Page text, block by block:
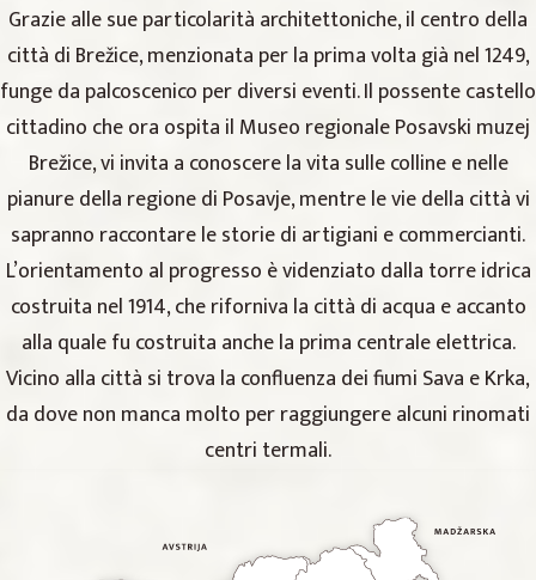
Grazie alle sue particolarità architettoniche, il centro della
città di Brežice, menzionata per la prima volta già nel 1249,
funge da palcoscenico per diversi eventi. Il possente castello
cittadino che ora ospita il Museo regionale Posavski muzej
Brežice, vi invita a conoscere la vita sulle colline e nelle
pianure della regione di Posavje, mentre le vie della città vi
sapranno raccontare le storie di artigiani e commercianti.
L’orientamento al progresso è videnziato dalla torre idrica
costruita nel 1914, che riforniva la città di acqua e accanto
alla quale fu costruita anche la prima centrale elettrica.
Vicino alla città si trova la confluenza dei fiumi Sava e Krka,
da dove non manca molto per raggiungere alcuni rinomati
centri termali.